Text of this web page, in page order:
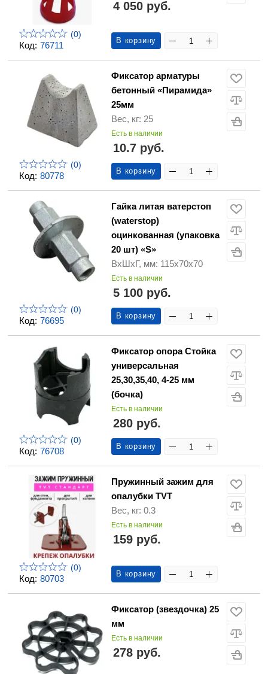
Код: 76711
(0)
4 050 руб.
В корзину
Код: 80778
(0)
Фиксатор арматуры
бетонный «Пирамида»
25мм
Вес, кг: 25
Есть в наличии
10.7 руб.
В корзину
Код: 76695
(0)
Гайка литая ватерстоп
(waterstop)
оцинкованная (упаковка
20 шт) «S»
ВхШхГ, мм: 115х70х70
Есть в наличии
5 100 руб.
В корзину
Код: 76708
(0)
Фиксатор опора Стойка
универсальная
25,30,35,40, 4-25 мм
(бочка)
Есть в наличии
280 руб.
В корзину
Код: 80703
(0)
Пружинный зажим для
опалубки TVT
Вес, кг: 0.3
Есть в наличии
159 руб.
В корзину
Фиксатор (звездочка) 25
мм
Есть в наличии
278 руб.